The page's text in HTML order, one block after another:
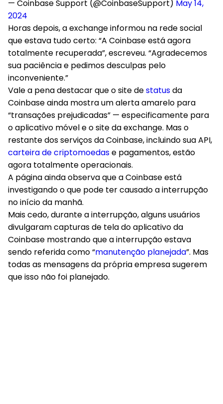
— Coinbase Support (@CoinbaseSupport) May 14,
2024
Horas depois, a exchange informou na rede social
que estava tudo certo: “A Coinbase está agora
totalmente recuperada”, escreveu. “Agradecemos
sua paciência e pedimos desculpas pelo
inconveniente.”
Vale a pena destacar que o site destatusda
Coinbase ainda mostra um alerta amarelo para
“transações prejudicadas” — especificamente para
o aplicativo móvel e o site da exchange. Mas o
restante dos serviços da Coinbase, incluindo sua API,
carteira de criptomoedase pagamentos, estão
agora totalmente operacionais.
A página ainda observa que a Coinbase está
investigando o que pode ter causado a interrupção
no início da manhã.
Mais cedo, durante a interrupção, alguns usuários
divulgaram capturas de tela do aplicativo da
Coinbase mostrando que a interrupção estava
sendo referida como “manutenção planejada”. Mas
todas as mensagens da própria empresa sugerem
que isso não foi planejado.